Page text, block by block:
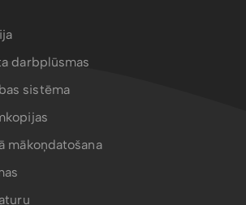
darbplūsmas
sistēma
mākoņdatošana